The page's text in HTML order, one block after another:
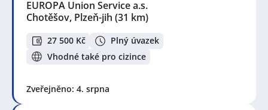
EUROPA Union Service a.s.
Chotěšov, Plzeň-jih (31 km)
27 500 Kč
Plný úvazek
Vhodné také pro cizince
Zveřejněno: 4. srpna